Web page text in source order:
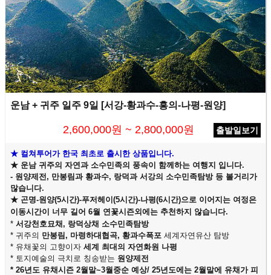
운남 + 귀주 일주 9일 [서강-황과수-흥의-나평-원양]
2,600,000원 ~ 2,800,000원 출발일보기
★ 컬쳐투어가 한국 최초로 출시한 상품입니다.
★ 운남 귀주의 자연과 소수민족의 풍속이 함께하는 여행지 입니다.
- 원양제전, 만봉림과 황과수, 랑덕과 서강의 소수민족탐방 등 볼거리가
많습니다.
★ 곤명-원양(5시간)-푸저헤이(5시간)-나평(6시간)으로 이어지는 여정은
이동시간이 너무 길어 6월 연꽃시즌외에는 추천하지 않습니다.
* 서강천호묘채, 랑덕상채 소수민족탐방
* 귀주의 만봉림, 마령하대협곡, 황과수폭포 세계자연유산 탐방
* 유채꽃의 고향이자 세계 최대의 자연화원 나평
* 토지예술의 극치로 칭송받는 원양제전
* 26년도 유채시즌 2월말~3월중순 예상/ 25년도에는 2월말에 유채가 피